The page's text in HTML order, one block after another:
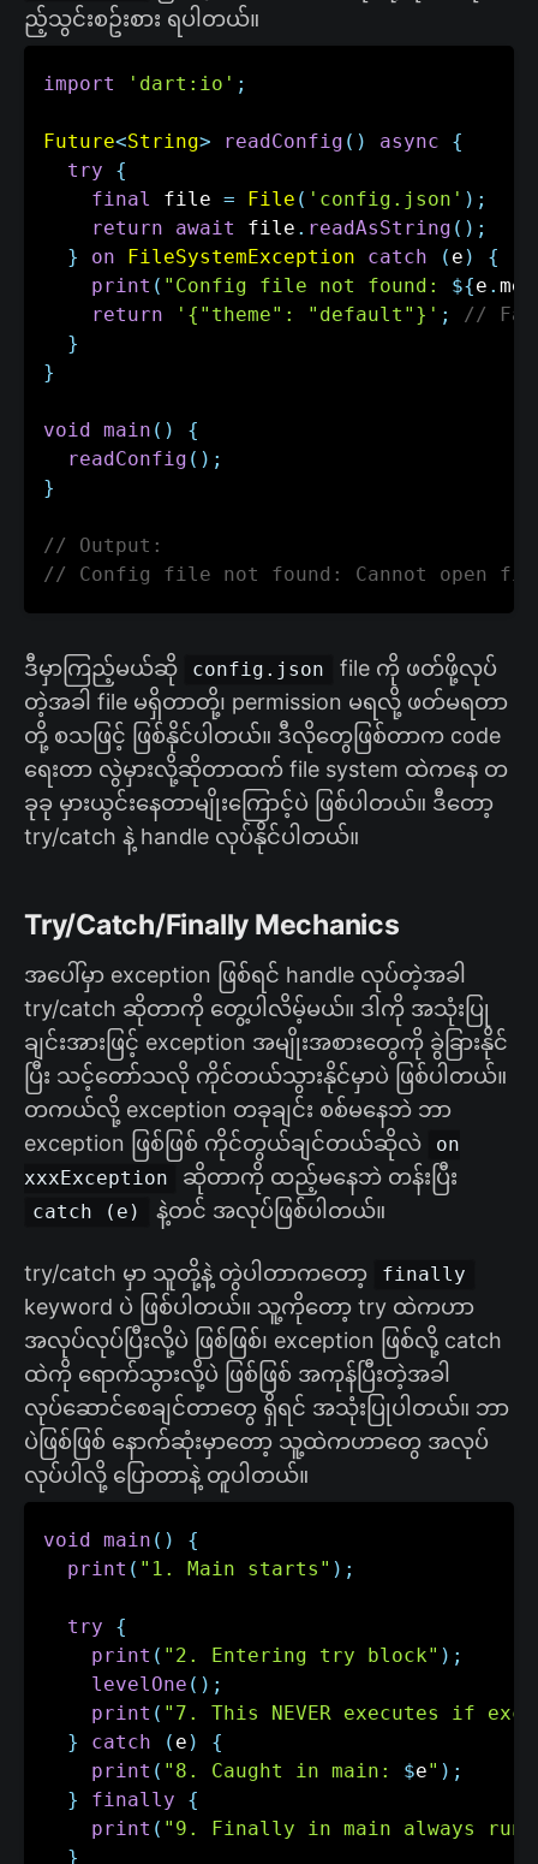
ည့်သွင်းစဥ်းစား ရပါတယ်။
import 'dart:io' ;
Future<String> readConfig ( ) async
{
try
{
final
file = File ( 'config.json' ) ;
return
await file . readAsString ( ) ;
}
on FileSystemException catch ( e )
{
print ( "Config file not found: ${e .
return
'{"theme": "default"}' ;
//
}
}
void main ( )
{
readConfig ( ) ;
}
// Output:
// Config file not found: Cannot open
ဒီမှာကြည့်မယ်ဆို config.json
file ကို ဖတ်ဖို့လုပ်
တဲ့အခါ file မရှိတာတို့၊ permission မရလို့ ဖတ်မရတာ
တို့ စသဖြင့် ဖြစ်နိုင်ပါတယ်။ ဒီလိုတွေဖြစ်တာက code
ရေးတာ လွဲမှားလို့ဆိုတာထက် file system ထဲကနေ တ
ခုခု မှားယွင်းနေတာမျိုးကြောင့်ပဲ ဖြစ်ပါတယ်။ ဒီတော့
try/catch နဲ့ handle လုပ်နိုင်ပါတယ်။
Try/Catch/Finally Mechanics
အပေါ်မှာ exception ဖြစ်ရင် handle လုပ်တဲ့အခါ
try/catch ဆိုတာကို တွေ့ပါလိမ့်မယ်။ ဒါကို အသုံးပြု
ချင်းအားဖြင့် exception အမျိုးအစားတွေကို ခွဲခြားနိုင်
ပြီး သင့်တော်သလို ကိုင်တယ်သွားနိုင်မှာပဲ ဖြစ်ပါတယ်။
တကယ်လို့ exception တခုချင်း စစ်မနေဘဲ ဘာ
exception ဖြစ်ဖြစ် ကိုင်တွယ်ချင်တယ်ဆိုလဲ
on
xxxException
ဆိုတာကို ထည့်မနေဘဲ တန်းပြီး
catch (e) နဲ့တင် အလုပ်ဖြစ်ပါတယ်။
try/catch မှာ သူတို့နဲ့ တွဲပါတာကတော့ finally
keyword ပဲ ဖြစ်ပါတယ်။ သူ့ကိုတော့ try ထဲကဟာ
အလုပ်လုပ်ပြီးလို့ပဲ ဖြစ်ဖြစ်၊ exception ဖြစ်လို့ catch
ထဲကို ရောက်သွားလို့ပဲ ဖြစ်ဖြစ် အကုန်ပြီးတဲ့အခါ
လုပ်ဆောင်စေချင်တာတွေ ရှိရင် အသုံးပြုပါတယ်။ ဘာ
ပဲဖြစ်ဖြစ် နောက်ဆုံးမှာတော့ သူ့ထဲကဟာတွေ အလုပ်
လုပ်ပါလို့ ပြောတာနဲ့ တူပါတယ်။
void main ( )
{
print ( "1. Main starts" ) ;
try
{
print ( "2. Entering try block" ) ;
levelOne ( ) ;
print ( "7. This NEVER executes if
}
catch ( e )
{
print ( "8. Caught in main: $e" ) ;
}
finally
{
print ( "9. Finally in main always
}